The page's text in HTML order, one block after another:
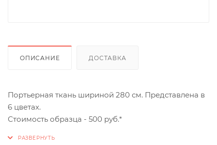
ОПИСАНИЕ ДОСТАВКА
Портьерная ткань шириной 280 см. Представлена в
6 цветах.
Стоимость образца - 500 руб.*